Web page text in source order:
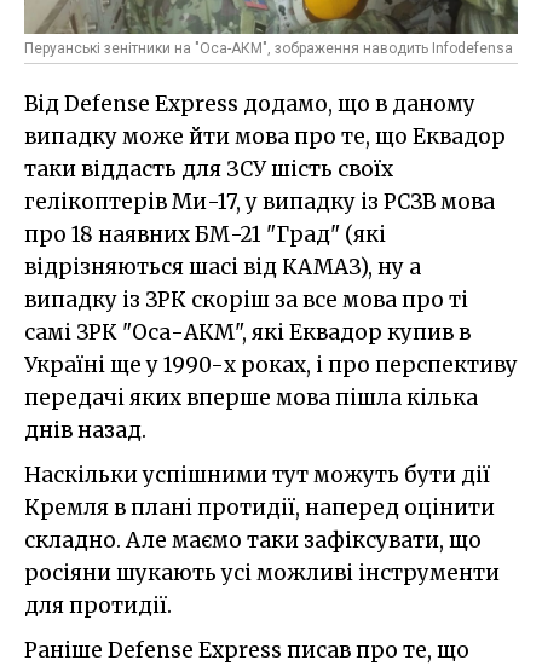
Перуанські зенітники на "Оса-АКМ", зображення наводить Infodefensa
Від Defense Express додамо, що в даному
випадку може йти мова про те, що Еквадор
таки віддасть для ЗСУ шість своїх
гелікоптерів Ми-17, у випадку із РСЗВ мова
про 18 наявних БМ-21 "Град" (які
відрізняються шасі від КАМАЗ), ну а
випадку із ЗРК скоріш за все мова про ті
самі ЗРК "Оса-АКМ", які Еквадор купив в
Україні ще у 1990-х роках, і про перспективу
передачі яких вперше мова пішла кілька
днів назад.
Наскільки успішними тут можуть бути дії
Кремля в плані протидії, наперед оцінити
складно. Але маємо таки зафіксувати, що
росіяни шукають усі можливі інструменти
для протидії.
Раніше Defense Express писав про те, що